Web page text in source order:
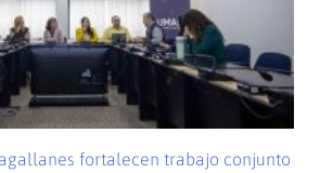
fortalecen trabajo conjunto